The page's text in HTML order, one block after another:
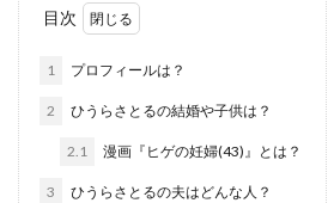
目次
1 プロフィールは？
2 ひうらさとるの結婚や子供は？
2.1 漫画『ヒゲの妊婦(43)』とは？
3 ひうらさとるの夫はどんな人？